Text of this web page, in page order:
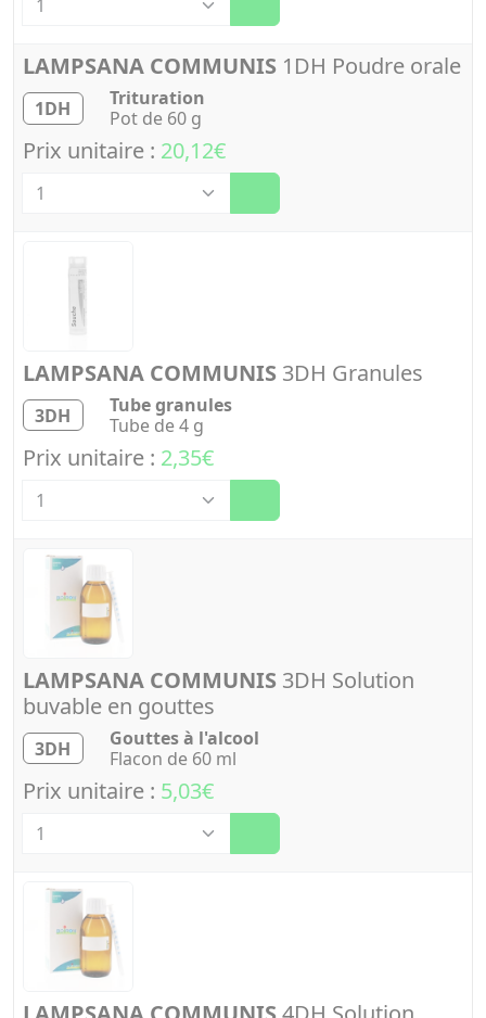
LAMPSANA COMMUNIS 1DH Poudre orale
1DH
Trituration
Pot de 60 g
Prix unitaire : 20,12€
LAMPSANA COMMUNIS 3DH Granules
3DH
Tube granules
Tube de 4 g
Prix unitaire : 2,35€
LAMPSANA COMMUNIS 3DH Solution
buvable en gouttes
3DH
Gouttes à l'alcool
Flacon de 60 ml
Prix unitaire : 5,03€